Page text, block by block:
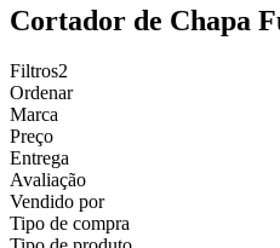
Cortador de Chapa
Filtros2
Ordenar
Marca
Preço
Entrega
Avaliação
Vendido por
Tipo de compra